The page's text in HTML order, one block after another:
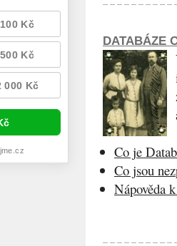
DATABÁZE
Co je
Co jsou
Nápověda